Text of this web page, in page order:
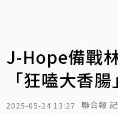
J-Hope備戰
「狂嗑大香
2025-05-24 13:27 聯合報